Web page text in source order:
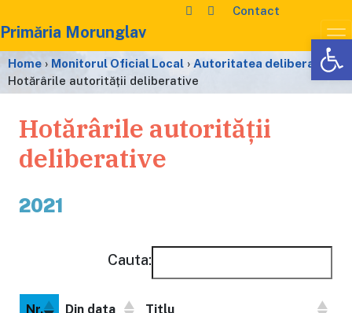
Primăria Morunglav
Home › Monitorul Oficial Local › Autoritatea deliberativă›
Hotărârile autorității deliberative
Contact
Hotărârile autorității
deliberative
2021
Cauta:
Nr. Din data Titlu